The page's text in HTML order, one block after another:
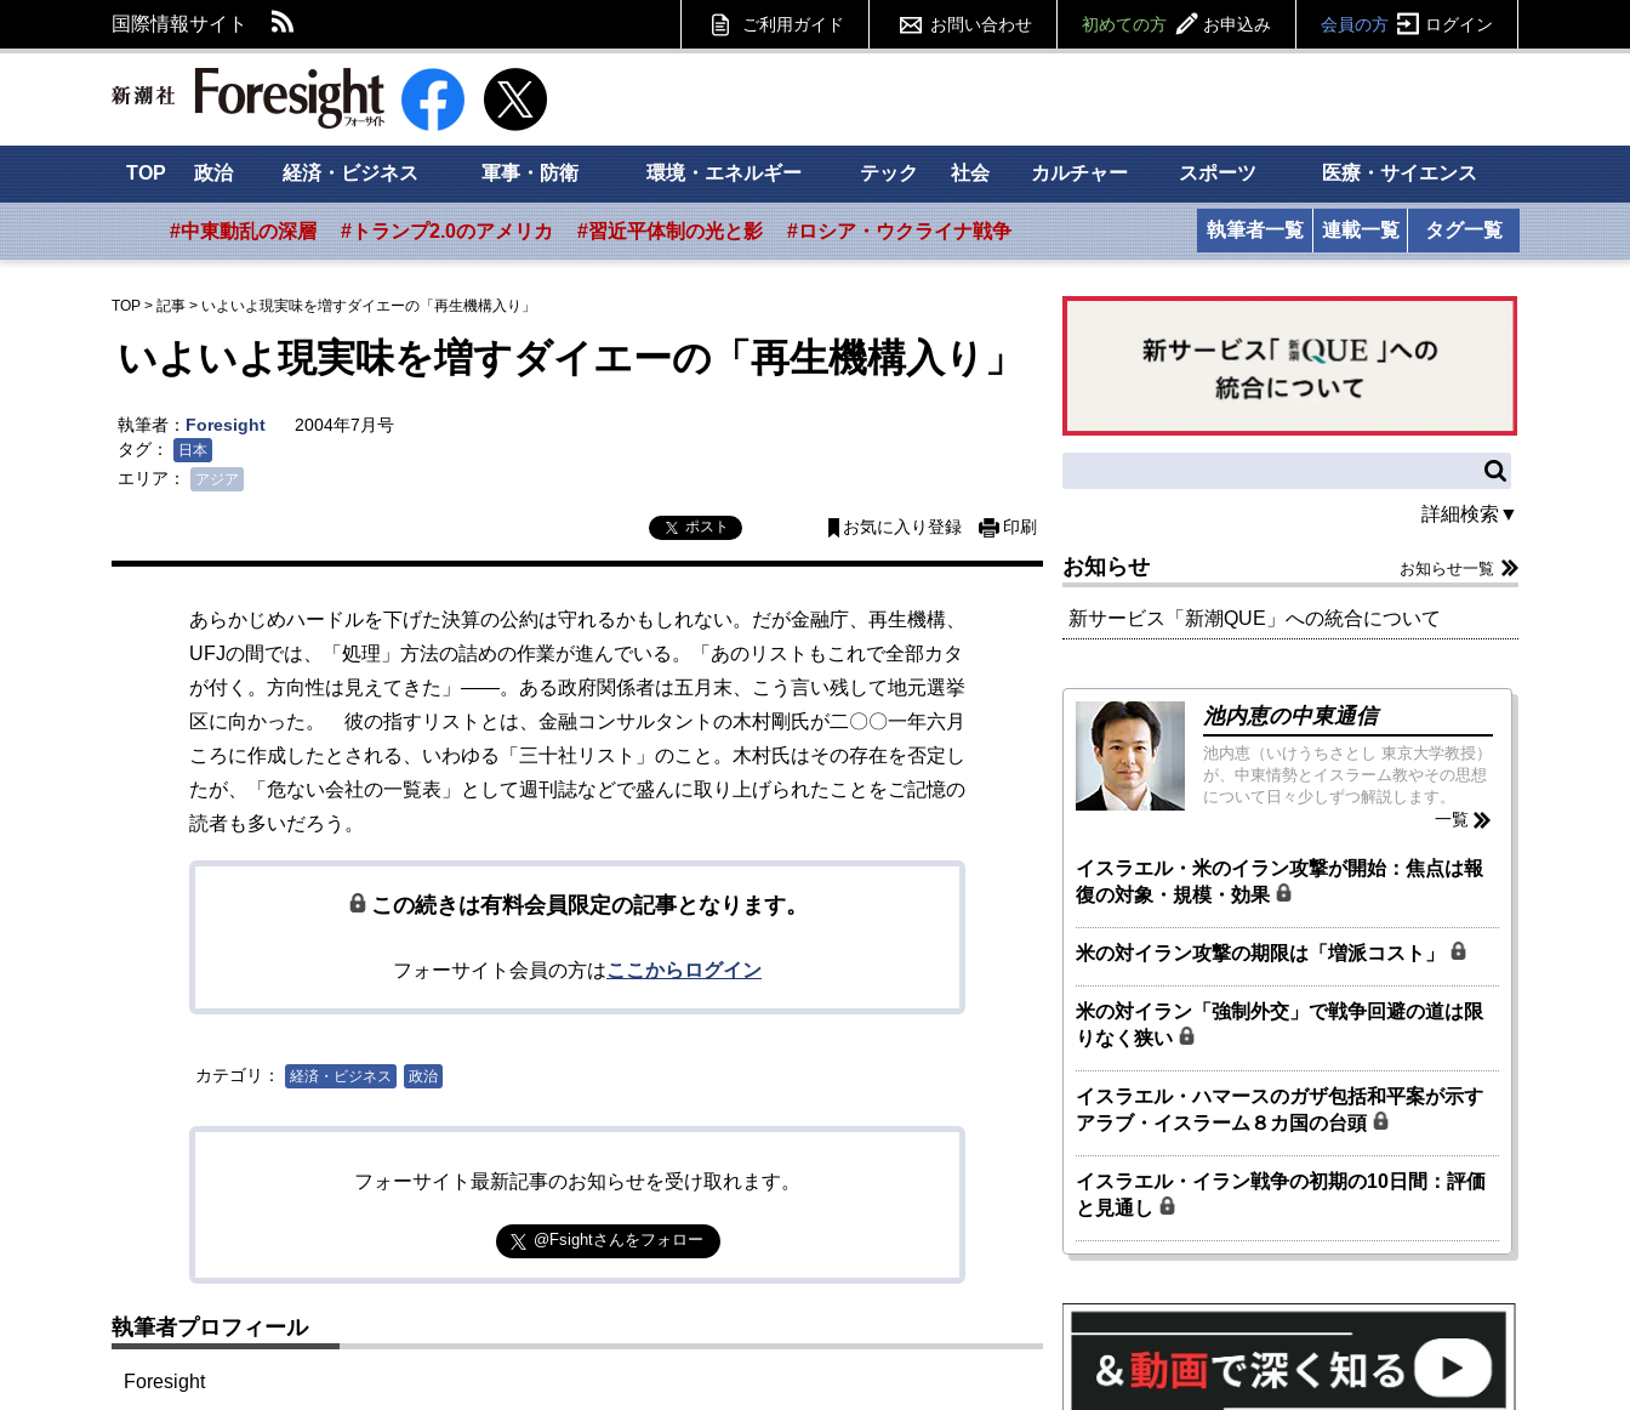
国際情報サイト ご利用ガイド お問い合わせ 初めての方 お申込み 会員の方 ログイン
新潮社 Foresight フォーサイト
TOP 政治 経済・ビジネス 軍事・防衛 環境・エネルギー テック 社会 カルチャー スポーツ 医療・サイエンス
#中東動乱の深層 #トランプ2.0のアメリカ #習近平体制の光と影 #ロシア・ウクライナ戦争 執筆者一覧 連載一覧 タグ一覧
TOP > 記事 > いよいよ現実味を増すダイエーの「再生機構入り」
いよいよ現実味を増すダイエーの「再生機構入り」
執筆者： Foresight
2004年7月号
タグ：
日本
エリア： アジア
ポスト お気に入り登録 印刷
あらかじめハードルを下げた決算の公約は守れるかもしれない。だが金融庁、再生機構、
UFJの間では、「処理」方法の詰めの作業が進んでいる。「あのリストもこれで全部カタ
が付く。方向性は見えてきた」――。ある政府関係者は五月末、こう言い残して地元選挙
区に向かった。 彼の指すリストとは、金融コンサルタントの木村剛氏が二〇〇一年六月
ころに作成したとされる、いわゆる「三十社リスト」のこと。木村氏はその存在を否定し
たが、「危ない会社の一覧表」として週刊誌などで盛んに取り上げられたことをご記憶の
読者も多いだろう。
この続きは有料会員限定の記事となります。
フォーサイト会員の方はここからログイン
カテゴリ： 経済・ビジネス 政治
フォーサイト最新記事のお知らせを受け取れます。
@Fsightさんをフォロー
執筆者プロフィール
Foresight
詳細検索▼
お知らせ お知らせ一覧
新サービス「新潮QUE」への統合について
池内恵の中東通信
池内恵（いけうちさとし 東京大学教授）
が、中東情勢とイスラーム教やその思想
について日々少しずつ解説します。
一覧
イスラエル・米のイラン攻撃が開始：焦点は報
復の対象・規模・効果
米の対イラン攻撃の期限は「増派コスト」
米の対イラン「強制外交」で戦争回避の道は限
りなく狭い
イスラエル・ハマースのガザ包括和平案が示す
アラブ・イスラーム８カ国の台頭
イスラエル・イラン戦争の初期の10日間：評価
と見通し